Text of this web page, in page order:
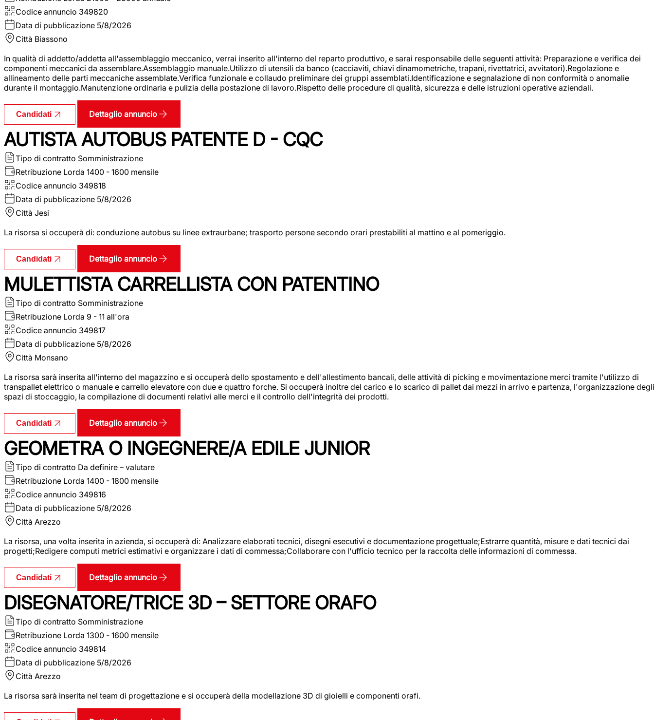
Codice annuncio 349820
Data di pubblicazione 5/8/2026
Città Biassono
In qualità di addetto/addetta all'assemblaggio meccanico, verrai inserito all'interno del reparto produttivo, e sarai responsabile delle seguenti attività: Preparazione e verifica dei
componenti meccanici da assemblare.Assemblaggio manuale.Utilizzo di utensili da banco (cacciaviti, chiavi dinamometriche, trapani, rivettatrici, avvitatori).Regolazione e
allineamento delle parti meccaniche assemblate.Verifica funzionale e collaudo preliminare dei gruppi assemblati.Identificazione e segnalazione di non conformità o anomalie
durante il montaggio.Manutenzione ordinaria e pulizia della postazione di lavoro.Rispetto delle procedure di qualità, sicurezza e delle istruzioni operative aziendali.
Candidati Dettaglio annuncio
AUTISTA AUTOBUS PATENTE D - CQC
Tipo di contratto Somministrazione
Retribuzione Lorda 1400 - 1600 mensile
Codice annuncio 349818
Data di pubblicazione 5/8/2026
Città Jesi
La risorsa si occuperà di: conduzione autobus su linee extraurbane; trasporto persone secondo orari prestabiliti al mattino e al pomeriggio.
Candidati Dettaglio annuncio
MULETTISTA CARRELLISTA CON PATENTINO
Tipo di contratto Somministrazione
Retribuzione Lorda 9 - 11 all'ora
Codice annuncio 349817
Data di pubblicazione 5/8/2026
Città Monsano
La risorsa sarà inserita all'interno del magazzino e si occuperà dello spostamento e dell'allestimento bancali, delle attività di picking e movimentazione merci tramite l'utilizzo di
transpallet elettrico o manuale e carrello elevatore con due e quattro forche. Si occuperà inoltre del carico e lo scarico di pallet dai mezzi in arrivo e partenza, l'organizzazione degli
spazi di stoccaggio, la compilazione di documenti relativi alle merci e il controllo dell'integrità dei prodotti.
Candidati Dettaglio annuncio
GEOMETRA O INGEGNERE/A EDILE JUNIOR
Tipo di contratto Da definire – valutare
Retribuzione Lorda 1400 - 1800 mensile
Codice annuncio 349816
Data di pubblicazione 5/8/2026
Città Arezzo
La risorsa, una volta inserita in azienda, si occuperà di: Analizzare elaborati tecnici, disegni esecutivi e documentazione progettuale;Estrarre quantità, misure e dati tecnici dai
progetti;Redigere computi metrici estimativi e organizzare i dati di commessa;Collaborare con l'ufficio tecnico per la raccolta delle informazioni di commessa.
Candidati Dettaglio annuncio
DISEGNATORE/TRICE 3D – SETTORE ORAFO
Tipo di contratto Somministrazione
Retribuzione Lorda 1300 - 1600 mensile
Codice annuncio 349814
Data di pubblicazione 5/8/2026
Città Arezzo
La risorsa sarà inserita nel team di progettazione e si occuperà della modellazione 3D di gioielli e componenti orafi.